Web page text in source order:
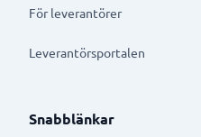
För leverantörer
Leverantörsportalen
Snabblänkar